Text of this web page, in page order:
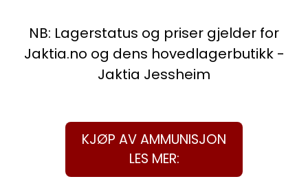
NB: Lagerstatus og priser gjelder for
Jaktia.no og dens hovedlagerbutikk -
Jaktia Jessheim
KJØP AV AMMUNISJON
LES MER: